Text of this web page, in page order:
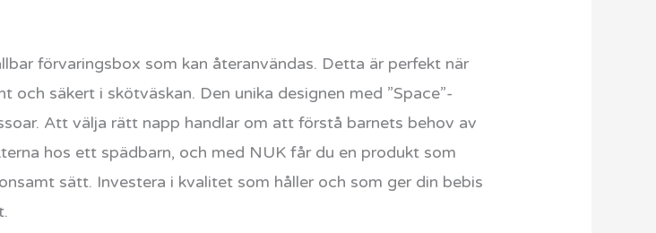
förvaringsbox som kan återanvändas. Detta är perfekt när
och säkert i skötväskan. Den unika designen med ”Space”-
Att välja rätt napp handlar om att förstå barnets behov av
hos ett spädbarn, och med NUK får du en produkt som
sätt. Investera i kvalitet som håller och som ger din bebis